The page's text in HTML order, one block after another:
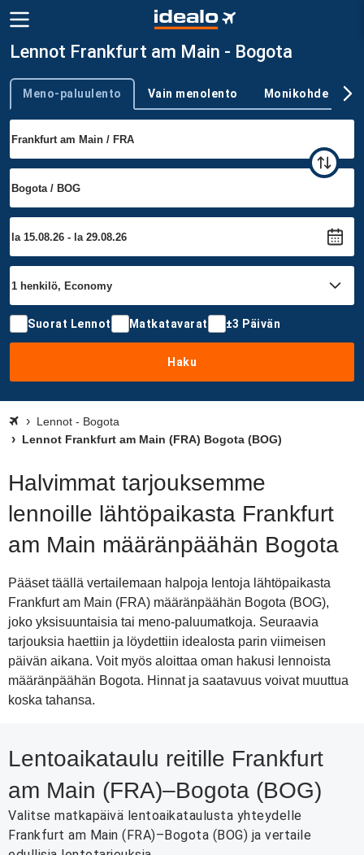
Lennot Frankfurt am Main - Bogota
Trip type
Meno-paluulento Vain menolento Monikohde
Suorat Lennot Matkatavarat ±3 Päivän
Haku
Lennot - Bogota
Lennot Frankfurt am Main (FRA) Bogota (BOG)
Halvimmat tarjouksemme
lennoille lähtöpaikasta Frankfurt
am Main määränpäähän Bogota
Pääset täällä vertailemaan halpoja lentoja lähtöpaikasta
Frankfurt am Main (FRA) määränpäähän Bogota (BOG),
joko yksisuuntaisia tai meno-paluumatkoja. Seuraavia
tarjouksia haettiin ja löydettiin idealosta parin viimeisen
päivän aikana. Voit myös aloittaa oman hakusi lennoista
määränpäähän Bogota. Hinnat ja saatavuus voivat muuttua
koska tahansa.
Lentoaikataulu reitille Frankfurt
am Main (FRA)–Bogota (BOG)
Valitse matkapäivä lentoaikataulusta yhteydelle
Frankfurt am Main (FRA)–Bogota (BOG) ja vertaile